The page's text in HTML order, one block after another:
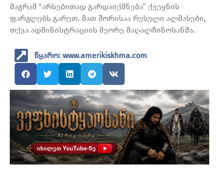
მაგრამ “არსებითად გარდაიქმნება” ქვეყნის
ფარგლებს გარეთ. მათ შორისაა რუსული ალმასები,
თქვა ადმინისტრაციის მეორე მაღალჩინოსანმა.
წყარო: www.amerikiskhma.com